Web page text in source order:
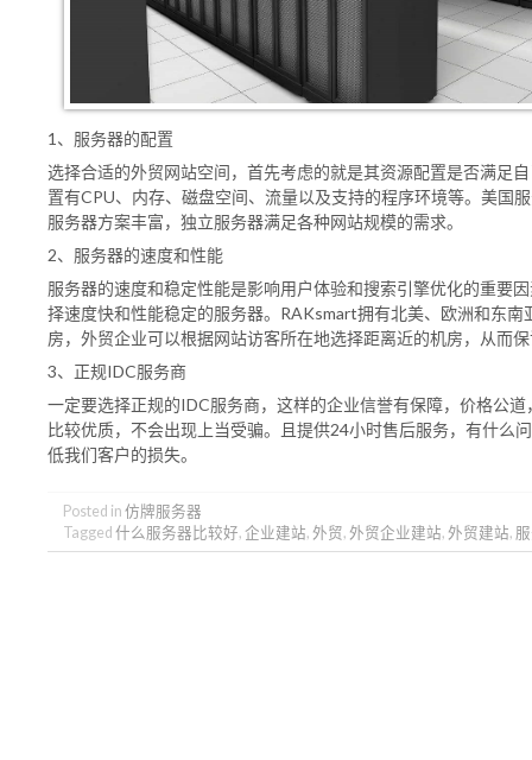
1、服务器的配置
选择合适的外贸网站空间，首先考虑的就是其资源配置是否满足
置有CPU、内存、磁盘空间、流量以及支持的程序环境等。美国
服务器方案丰富，独立服务器满足各种网站规模的需求。
2、服务器的速度和性能
服务器的速度和稳定性能是影响用户体验和搜索引擎优化的重要
择速度快和性能稳定的服务器。RAKsmart拥有北美、欧洲和东南
房，外贸企业可以根据网站访客所在地选择距离近的机房，从而
3、正规IDC服务商
一定要选择正规的IDC服务商，这样的企业信誉有保障，价格公
比较优质，不会出现上当受骗。且提供24小时售后服务，有什么
低我们客户的损失。
Posted in 仿牌服务器
Tagged 什么服务器比较好, 企业建站, 外贸, 外贸企业建站, 外贸建站,